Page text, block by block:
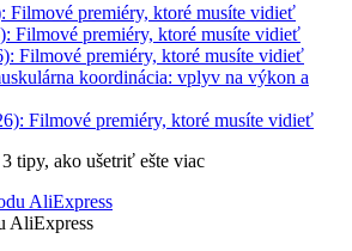
Filmové premiéry, ktoré musíte vidieť
Filmové premiéry, ktoré musíte vidieť
Filmové premiéry, ktoré musíte vidieť
koordinácia: vplyv na výkon a
Filmové premiéry, ktoré musíte vidieť
tipy, ako ušetriť ešte viac
AliExpress